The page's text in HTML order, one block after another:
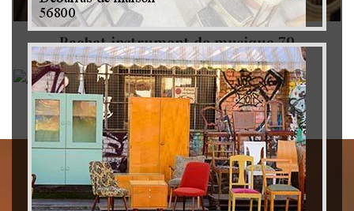
Rachat instrument de musique 79
Achat antiquité 79